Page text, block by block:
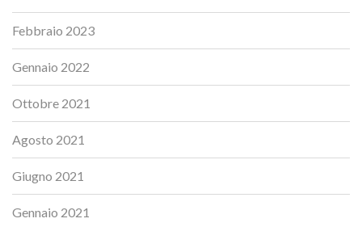
Febbraio 2023
Gennaio 2022
Ottobre 2021
Agosto 2021
Giugno 2021
Gennaio 2021